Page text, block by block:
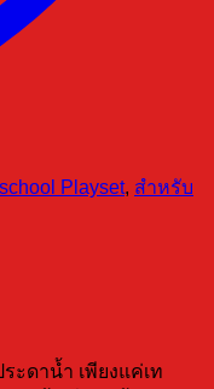
Playset, สำหรับ
ะดาน้ำ เพียงแค่เท